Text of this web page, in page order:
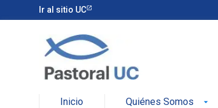
Ir al sitio UC
Inicio Quiénes Somos arrow_drop_down